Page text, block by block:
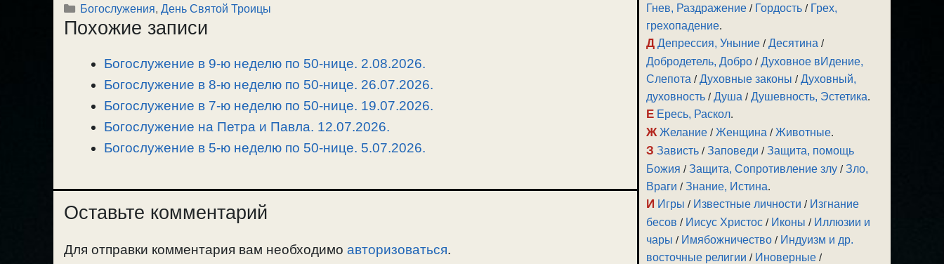
p
y
l
e
r
a
m
c
e
o
o
k
п
р
в
и
т
Рубрики
Богослужения, День Святой Троицы
Похожие записи
Богослужение в 9-ю неделю по 50-нице. 2.08.2026.
Богослужение в 8-ю неделю по 50-нице. 26.07.2026.
Богослужение в 7-ю неделю по 50-нице. 19.07.2026.
Богослужение на Петра и Павла. 12.07.2026.
Богослужение в 5-ю неделю по 50-нице. 5.07.2026.
Оставьте комментарий
Для отправки комментария вам необходимо авторизоваться.
Гнев, Раздражение / Гордость / Грех,
грехопадение.
Д Депрессия, Уныние /Десятина /
Добродетель, Добро /Духовное вИдение,
Слепота /Духовные законы /Духовный,
духовность /Душа /Душевность, Эстетика.
Е Ересь, Раскол.
Ж Желание /Женщина /Животные.
З Зависть /Заповеди /Защита, помощь
Божия /Защита, Сопротивление злу /Зло,
Враги /Знание, Истина.
И Игры / Известные личности / Изгнание
бесов / Иисус Христос / Иконы / Иллюзии и
чары / Имябожничество / Индуизм и др.
восточные религии / Иноверные /